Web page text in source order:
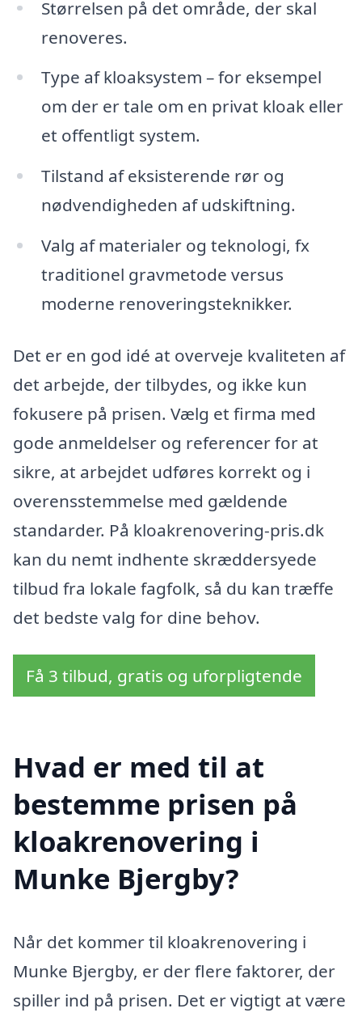
Størrelsen på det område, der skal
renoveres.
Type af kloaksystem – for eksempel
om der er tale om en privat kloak eller
et offentligt system.
Tilstand af eksisterende rør og
nødvendigheden af udskiftning.
Valg af materialer og teknologi, fx
traditionel gravmetode versus
moderne renoveringsteknikker.
Det er en god idé at overveje kvaliteten af
det arbejde, der tilbydes, og ikke kun
fokusere på prisen. Vælg et firma med
gode anmeldelser og referencer for at
sikre, at arbejdet udføres korrekt og i
overensstemmelse med gældende
standarder. På kloakrenovering-pris.dk
kan du nemt indhente skræddersyede
tilbud fra lokale fagfolk, så du kan træffe
det bedste valg for dine behov.
Få 3 tilbud, gratis og uforpligtende
Hvad er med til at
bestemme prisen på
kloakrenovering i
Munke Bjergby?
Når det kommer til kloakrenovering i
Munke Bjergby, er der flere faktorer, der
spiller ind på prisen. Det er vigtigt at være